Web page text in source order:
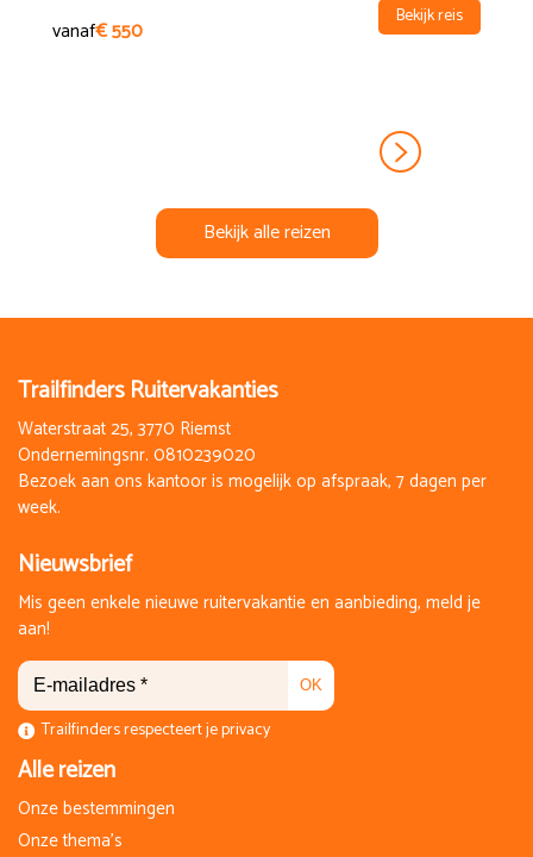
vanaf€ 550 Bekijk reis
Bekijk alle reizen
Trailfinders Ruitervakanties
Waterstraat 25, 3770 Riemst
Ondernemingsnr. 0810239020
Bezoek aan ons kantoor is mogelijk op afspraak, 7 dagen per
week.
Nieuwsbrief
Mis geen enkele nieuwe ruitervakantie en aanbieding, meld je
aan!
OK
Trailfinders respecteert je privacy
Alle reizen
Onze bestemmingen
Onze thema's